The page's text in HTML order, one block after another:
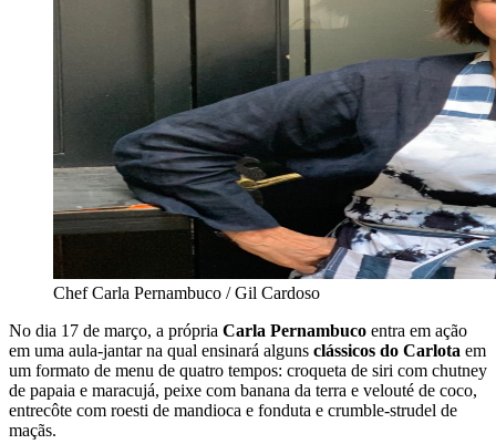
Chef Carla Pernambuco / Gil Cardoso
No dia 17 de março, a própria Carla Pernambuco entra em ação
em uma aula-jantar na qual ensinará alguns clássicos do Carlota em
um formato de menu de quatro tempos: croqueta de siri com chutney
de papaia e maracujá, peixe com banana da terra e velouté de coco,
entrecôte com roesti de mandioca e fonduta e crumble-strudel de
maçãs.